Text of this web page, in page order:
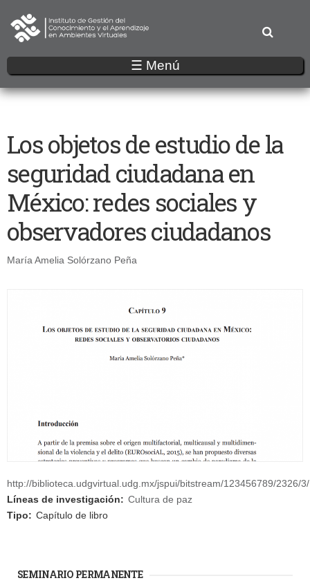
al
contenido
principal
☰ Menú
Los objetos de estudio de la
seguridad ciudadana en
México: redes sociales y
observadores ciudadanos
María Amelia Solórzano Peña
http://biblioteca.udgvirtual.udg.mx/jspui/bitstream/123456789/2326/
Líneas de investigación: Cultura de paz
Tipo: Capítulo de libro
SEMINARIO PERMANENTE